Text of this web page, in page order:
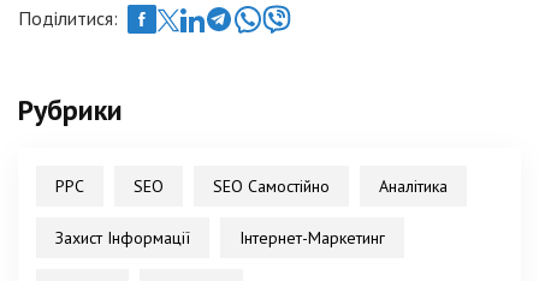
Поділитися:
Рубрики
PPC SEO SEO Самостійно Аналітика
Захист Інформації Інтернет-Маркетинг